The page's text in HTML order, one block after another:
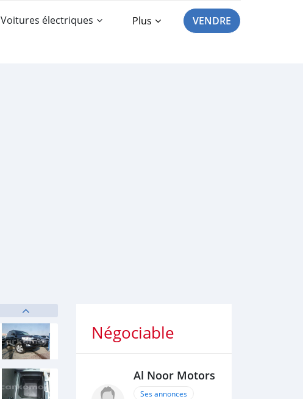
Voitures électriques Plus VENDRE
Négociable
Al Noor Motors
Ses annonces